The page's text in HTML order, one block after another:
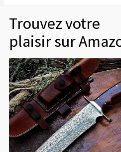
Point rouge pour fusil de chasse et
Comment désosser et préparer un
Accords mets et vins : que boire
Cuisson basse température du
Gibier à plumes : comment le